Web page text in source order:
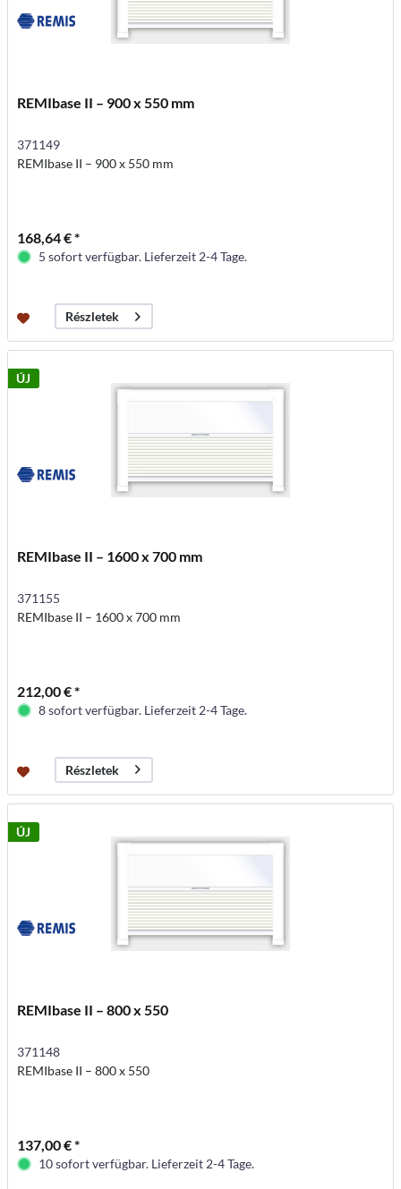
REMIbase II – 900 x 550 mm
371149
REMIbase II – 900 x 550 mm
168,64 € *
5 sofort verfügbar. Lieferzeit 2-4 Tage.
Részletek
ÚJ
REMIbase II – 1600 x 700 mm
371155
REMIbase II – 1600 x 700 mm
212,00 € *
8 sofort verfügbar. Lieferzeit 2-4 Tage.
Részletek
ÚJ
REMIbase II – 800 x 550
371148
REMIbase II – 800 x 550
137,00 € *
10 sofort verfügbar. Lieferzeit 2-4 Tage.